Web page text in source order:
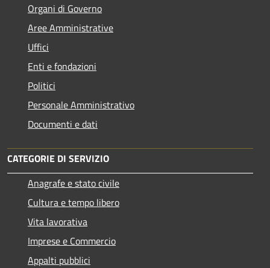
Organi di Governo
Aree Amministrative
Uffici
Enti e fondazioni
Politici
Personale Amministrativo
Documenti e dati
CATEGORIE DI SERVIZIO
Anagrafe e stato civile
Cultura e tempo libero
Vita lavorativa
Imprese e Commercio
Appalti pubblici